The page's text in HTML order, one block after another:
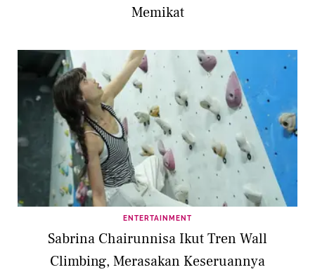
Memikat
ENTERTAINMENT
Sabrina Chairunnisa Ikut Tren Wall
Climbing, Merasakan Keseruannya